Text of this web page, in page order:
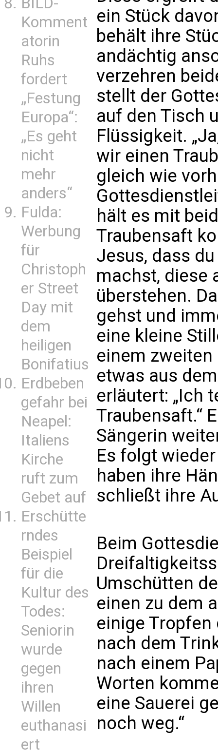
Komment
atorin
Ruhs
fordert
„Festung
Europa“:
„Es geht
nicht
mehr
anders“
Fulda:
Werbung
für
Christoph
er Street
Day mit
dem
heiligen
Bonifatius
Erdbeben
gefahr bei
Neapel:
Italiens
Kirche
ruft zum
Gebet auf
Erschütte
rndes
Beispiel
für die
Kultur des
Todes:
Seniorin
wurde
gegen
ihren
Willen
euthanasi
ert
ein Stück
behält ihre
andächtig
verzehren
stellt der
auf den Tisch
Flüssigkeit.
wir einen
gleich wie
hält es mit
Traubensaft
Jesus, dass
machst, diese
überstehen.
gehst und
eine kleine
einem zweiten
etwas aus
erläutert: „Ich
Traubensaft.“
Sängerin
Es folgt
haben ihre
schließt ihre
Beim
Umschütten
einen zu dem
einige Tropfen
nach dem
nach einem
Worten
eine Sauerei
noch weg.“